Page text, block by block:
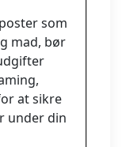
som
mad, bør
at sikre
under din